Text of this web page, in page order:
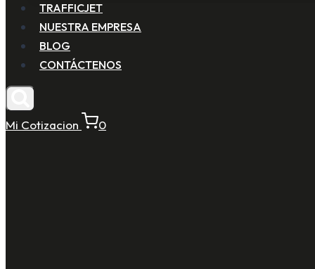
TRAFFICJET
NUESTRA EMPRESA
BLOG
CONTÁCTENOS
Mi Cotizacion 0